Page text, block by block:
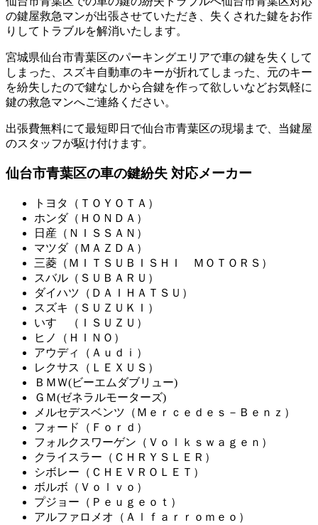
の鍵屋救急マンが出張させていただき、失くされた鍵をお作
りしてトラブルを解消いたします。
宮城県仙台市青葉区のパーキングエリアで車の鍵を失くして
しまった、スズキ自動車のキーが折れてしまった、元のキー
を紛失したので鍵なしから合鍵を作って欲しいなどお気軽に
鍵の救急マンへご連絡ください。
出張費無料にて最短即日で仙台市青葉区の現場まで、当鍵屋
のスタッフが駆け付けます。
仙台市青葉区の車の鍵紛失 対応メーカー
トヨタ（ＴＯＹＯＴＡ）
ホンダ（ＨＯＮＤＡ）
日産（ＮＩＳＳＡＮ）
マツダ（ＭＡＺＤＡ）
三菱（ＭＩＴＳＵＢＩＳＨＩ ＭＯＴＯＲＳ）
スバル（ＳＵＢＡＲＵ）
ダイハツ（ＤＡＩＨＡＴＳＵ）
スズキ（ＳＵＺＵＫＩ）
いすゞ（ＩＳＵＺＵ）
ヒノ（ＨＩＮＯ）
アウディ（Ａｕｄｉ）
レクサス（ＬＥＸＵＳ）
ＢＭＷ(ビーエムダブリュー)
ＧＭ(ゼネラルモーターズ)
メルセデスベンツ（Ｍｅｒｃｅｄｅｓ－Ｂｅｎｚ）
フォード（Ｆｏｒｄ）
フォルクスワーゲン（Ｖｏｌｋｓｗａｇｅｎ）
クライスラー（ＣＨＲＹＳＬＥＲ）
シボレー（ＣＨＥＶＲＯＬＥＴ）
ボルボ（Ｖｏｌｖｏ）
プジョー（Ｐｅｕｇｅｏｔ）
アルファロメオ（Ａｌｆａｒｒｏｍｅｏ）